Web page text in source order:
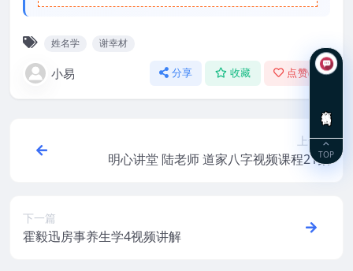
姓名学 谢幸材
小易 分享 收藏 点赞( 0)
上一篇
明心讲堂 陆老师 道家八字视频课程21集
下一篇
霍毅迅房事养生学4视频讲解
TOP